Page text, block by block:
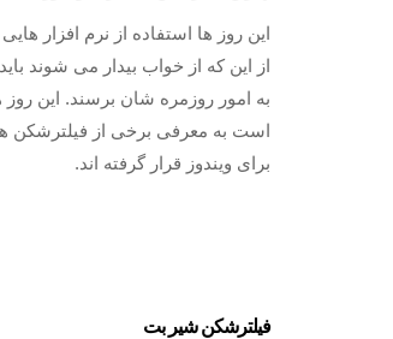
این روز ها استفاده از نرم افزار
از این که از خواب بیدار می‌ شوند
به امور روزمره شان برسند. این روز
است به معرفی برخی از فیلترشکن ها
برای ویندوز قرار گرفته اند.
فیلترشکن شیر بت